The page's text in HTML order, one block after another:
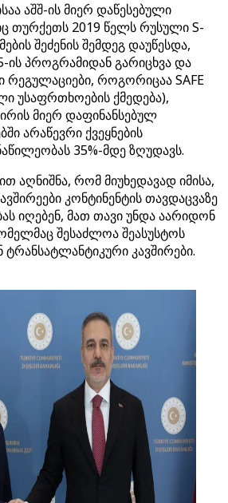
აშშ-ის მიერ დაწესებული
თურქეთს 2019 წელს რუსული S-
შეძენის შემდეგ დაუწესდა,
ის პროგრამიდან გარიცხვა და
რეგულაციები, როგორიცაა SAFE
უსაფრთხოების ქმედება),
მიერ დაფინანსებულ
არაწევრი ქვეყნების
35%-მდე ზღუდავს.
აღნიშნა, რომ მიუხედავად იმისა,
კონტინენტის თავდაცვაზე
იღებენ, მათ თავი უნდა აარიდონ
შესაძლოა შეასუსტოს
კავშირები.